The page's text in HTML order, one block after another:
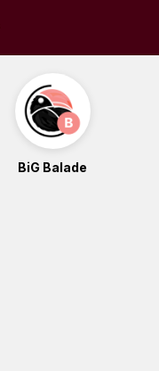
BiG Balade